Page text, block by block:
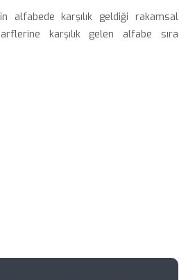
alfabede karşılık geldiği rakamsal
karşılık gelen alfabe sıra